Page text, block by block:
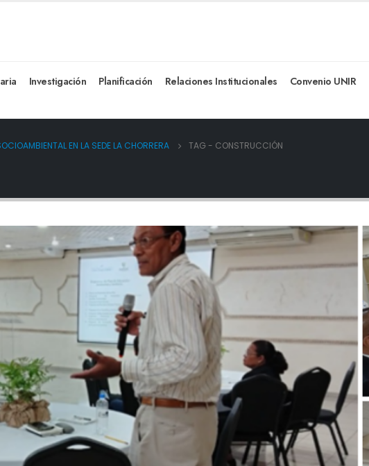
Investigación Planificación Relaciones Institucionales Convenio UNIR
EN LA SEDE LA CHORRERA TAG - CONSTRUCCIÓN